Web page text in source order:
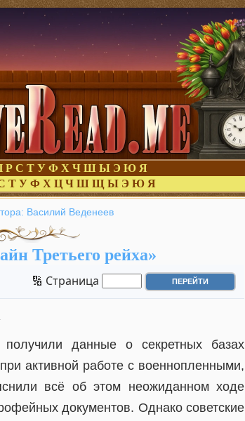
Р С Т У Ф Х Ч Ш Ы Э Ю Я
Т У Ф Х Ц Ч Ш Щ Ы Э Ю Я
Василий Веденеев
Третьего рейха»
🔢 Страница
получили данные о секретных базах
активной работе с военнопленными,
всё об этом неожиданном ходе
документов. Однако советские